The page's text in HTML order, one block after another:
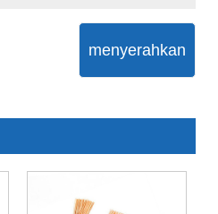
menyerahkan